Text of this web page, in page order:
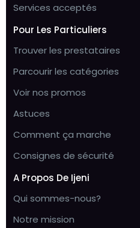
Services acceptés
Pour Les Particuliers
Trouver les prestataires
Parcourir les catégories
Voir nos promos
Astuces
Comment ça marche
Consignes de sécurité
A Propos De Ijeni
Qui sommes-nous?
Notre mission